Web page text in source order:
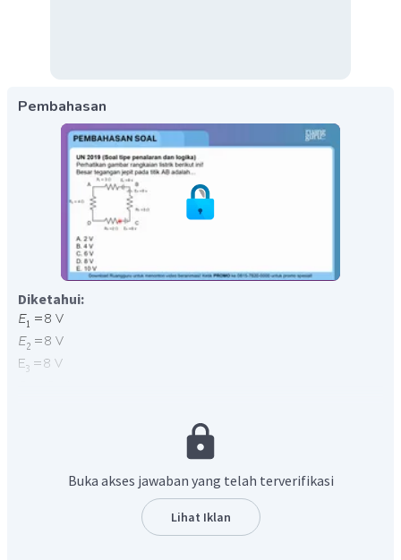
Pembahasan
Diketahui:
Ditanyakan:
adalah perbedaan potensial antara dua
kutub berbeda atau ujung-ujung penghantar yang ada pada
Buka akses jawaban yang telah terverifikasi
Lihat Iklan